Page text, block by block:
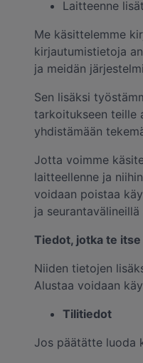
Laitteenne
Me käsittelemme
kirjautumistietoja
ja meidän
Sen lisäksi
tarkoitukseen teille
yhdistämään
Jotta voimme
laitteellenne ja
voidaan poistaa
ja
Tiedot, jotka te
Niiden tietojen
Alustaa voidaan
Tilitiedot
Jos päätätte luoda